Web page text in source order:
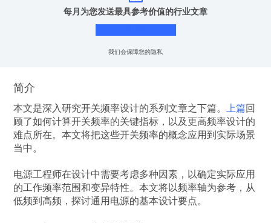
每月为您发送最具参考价值的行业文章
我们会保障您的隐私
简介
本文是深入研究开关频率设计的系列文章之下篇。上篇 回
顾了如何计算开关频率的关键指标，以及更高频率设计的
难点所在。本文将把这些开关频率的概念应用到实际场景
当中。
电源工程师在设计中需要考虑多种因素，以确定实际应用
的工作频率范围和变异特性。本文将以频率轴为参考，从
低频到高频，探讨通用电源的基本设计要点。